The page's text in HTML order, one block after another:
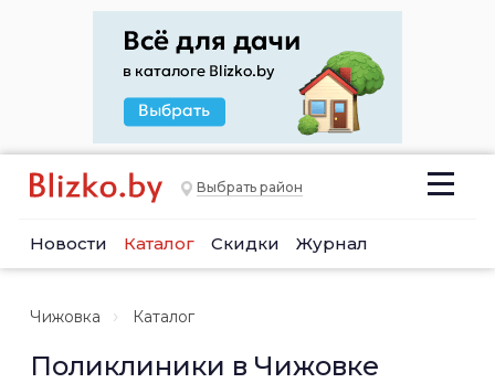
Выбрать район
Новости Каталог Скидки Журнал
Чижовка Каталог
Поликлиники в Чижовке